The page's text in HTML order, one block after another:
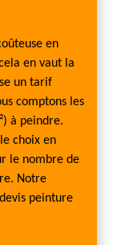
en
en vaut la
un tarif
comptons les
à peindre.
choix en
le nombre de
Notre
peinture